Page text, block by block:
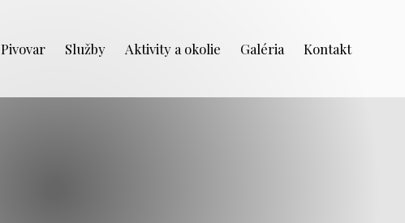
Pivovar Služby Aktivity a okolie Galéria Kontakt